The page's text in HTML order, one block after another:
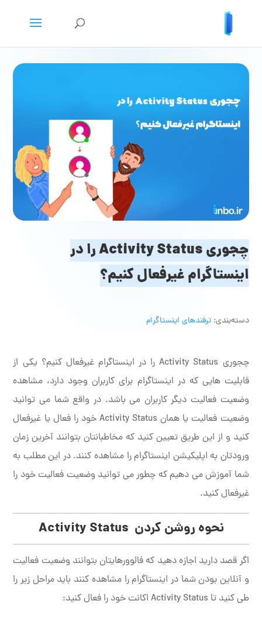
چجوری Activity Status را در
اینستاگرام غیرفعال کنیم؟
دسته‌بندی:ترفندهای اینستاگرام
چجوری Activity Status را در اینستاگرام غیرفعال کنیم؟ یکی از
قابلیت هایی که در اینستاگرام برای کاربران وجود دارد، مشاهده
وضعیت فعالیت دیگر کاربران می باشد. در واقع شما می توانید
وضعیت فعالیت یا همان Activity Status خود را فعال یا غیرفعال
کنید و از این طریق تعیین کنید که مخاطبانتان بتوانند آخرین زمان
ورودتان به اپلیکیشن اینستاگرام را مشاهده کنند. در این مطلب به
شما آموزش می دهیم که چطور می توانید وضعیت فعالیت خود را
غیرفعال کنید.
نحوه روشن کردن Activity Status
اگر قصد دارید اجازه دهید که فالوورهایتان بتوانند وضعیت فعالیت
و آنلاین بودن شما در اینستاگرام را مشاهده کنند باید مراحل زیر را
طی کنید تا Activity Status اکانت خود را فعال کنید: